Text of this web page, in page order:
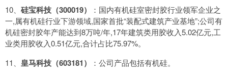
10、 硅宝科技（300019）
：国内有机硅室密封胶行业领军企业之
一,属有机硅行业下游领域,国家首批“装配式建筑产业基地”;公司有
机硅密封胶年产能达到8万吨/年,17年建筑类用胶收入5.02亿元,工
业类用胶收入0.51亿元,合计占比75.97%。
11、 皇马科技（603181）
：公司产品包括有机硅。